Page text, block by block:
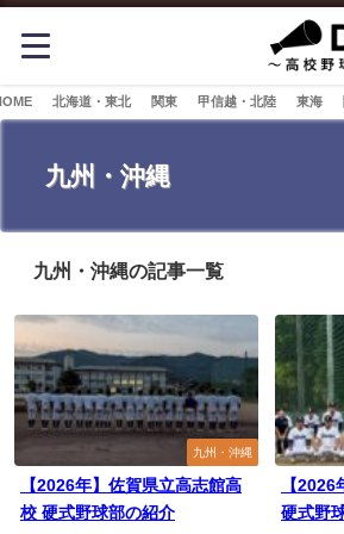
北海道・東北 関東 甲信越・北陸 東海
九州・沖縄
九州・沖縄の記事一覧
九州・沖縄
【2026年】佐賀県立高志館高
校 硬式野球部の紹介
【
硬式野